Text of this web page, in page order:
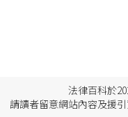
法律百科於
請讀者留意網站內容及援